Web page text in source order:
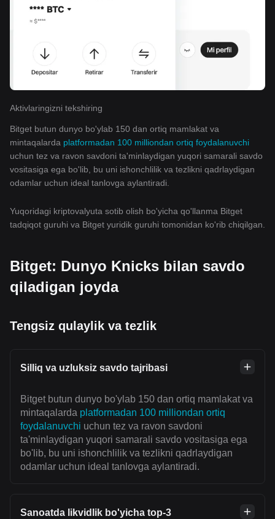
Aktivlaringizni tekshiring
Bitget butun dunyo bo'ylab 150 dan ortiq mamlakat va
mintaqalarda platformadan 100 milliondan ortiq foydalanuvchi
uchun tez va ravon savdoni ta'minlaydigan yuqori samarali savdo
vositasiga ega bo'lib, bu uni ishonchlilik va tezlikni qadrlaydigan
odamlar uchun ideal tanlovga aylantiradi.
Yuqoridagi kriptovalyuta sotib olish bo'yicha qo'llanma Bitget
tadqiqot guruhi va Bitget yuridik guruhi tomonidan ko'rib chiqilgan.
Bitget: Dunyo Knicks bilan savdo
qiladigan joyda
Tengsiz qulaylik va tezlik
Silliq va uzluksiz savdo tajribasi
Bitget butun dunyo bo'ylab 150 dan ortiq mamlakat va
mintaqalarda platformadan 100 milliondan ortiq
foydalanuvchi uchun tez va ravon savdoni
ta'minlaydigan yuqori samarali savdo vositasiga ega
bo'lib, bu uni ishonchlilik va tezlikni qadrlaydigan
odamlar uchun ideal tanlovga aylantiradi.
Sanoatda likvidlik bo'yicha top-3